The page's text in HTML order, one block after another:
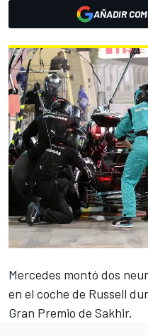
AÑADIR
Mercedes montó dos
en el coche de Russell
Gran Premio de Sakhir.